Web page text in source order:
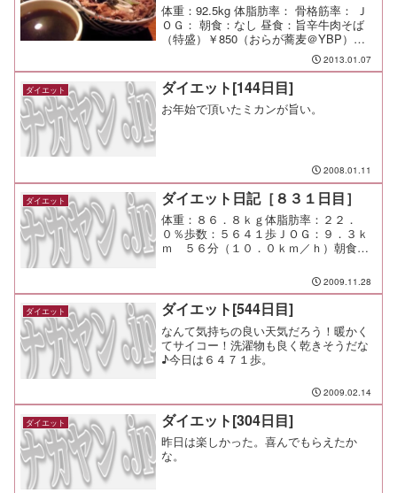
体重：92.5kg 体脂肪率： 骨格筋率： Ｊ
ＯＧ： 朝食：なし 昼食：旨辛牛肉そば
（特盛）￥850（おらが蕎麦＠YBP）蕎
麦は大盛より少ない中盛、肉が2倍という
特盛。どうにも噛み切りづらいガムのよ
うな肉が、高校時代の学食を彷彿とさせ
る懐か...
2013.01.07
ダイエット ダイエット[144日目]
お年始で頂いたミカンが旨い。
2008.01.11
ダイエット ダイエット日記［８３１日目］
体重：８６．８ｋｇ体脂肪率：２２．
０％歩数：５６４１歩ＪＯＧ：９．３ｋ
ｍ ５６分（１０．０ｋｍ／ｈ）朝食：
丼夕食：宅呑み間食：メモ：やっと時速
１０キロ。
2009.11.28
ダイエット ダイエット[544日目]
なんて気持ちの良い天気だろう！暖かく
てサイコー！洗濯物も良く乾きそうだな
♪今日は６４７１歩。
2009.02.14
ダイエット ダイエット[304日目]
昨日は楽しかった。喜んでもらえたか
な。